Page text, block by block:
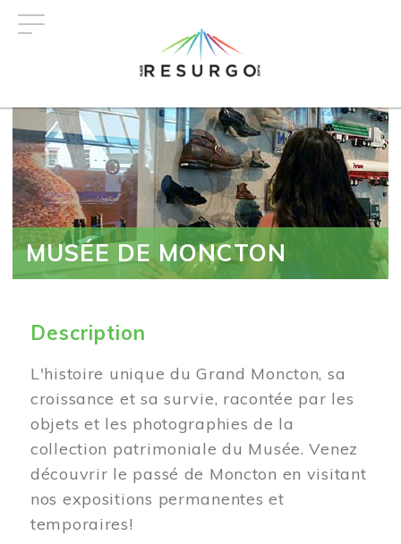
MUSÉE DE MONCTON
Description
L'histoire unique du Grand Moncton, sa
croissance et sa survie, racontée par les
objets et les photographies de la
collection patrimoniale du Musée. Venez
découvrir le passé de Moncton en visitant
nos expositions permanentes et
temporaires!